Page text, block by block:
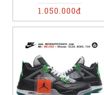
1.050.000đ